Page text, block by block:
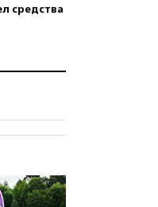
получил
на
средства